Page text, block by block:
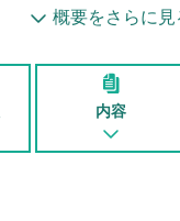
概要をさらに見
内容